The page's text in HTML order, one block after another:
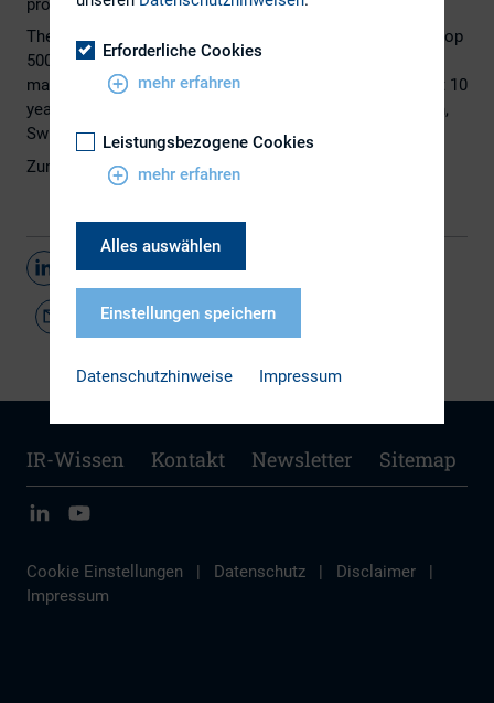
The data also show that US asset managers among the top
500 overall have increased their share of assets under
management to 50 percent from 41 percent over the past 10
years while the share fell for asset managers from Japan,
Switzerland and the UK.
Zum gesamten Artikel im IR-Magazine geht es
Teilen
IR-Wissen Kontakt Newsletter Sitemap
Cookie Einstellungen | Datenschutz | Disclaimer
|
Impressum
Erforderliche Cookies
mehr erfahren
Leistungsbezogene Cookies
mehr erfahren
Alles auswählen
Einstellungen speichern
Datenschutzhinweise Impressum